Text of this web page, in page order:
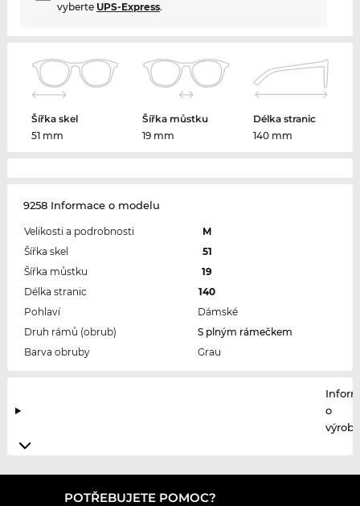
vyberte UPS-Express.
Šířka skel
51 mm
Šířka můstku
19 mm
Délka stranic
140 mm
9258 Informace o modelu
Velikosti a podrobnosti
M
Šířka skel
51
Šířka můstku
19
Délka stranic
140
Pohlaví
Dámské
Druh rámů (obrub)
S plným rámečkem
Barva obruby
Grau
o
POTŘEBUJETE POMOC?